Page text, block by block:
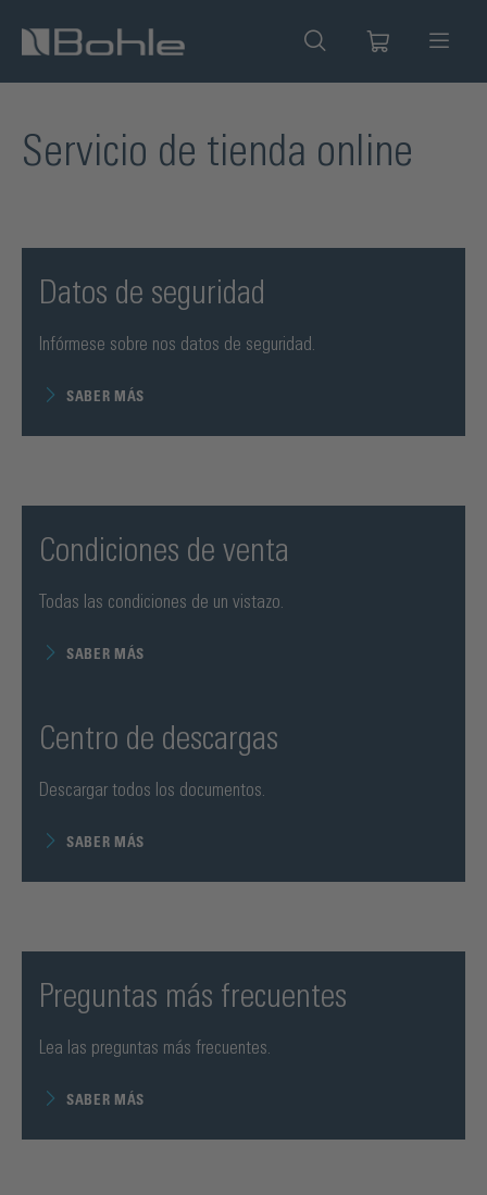
principal
Servicio de tienda online
Datos de seguridad
Infórmese sobre nos datos de seguridad.
SABER MÁS
Condiciones de venta
Todas las condiciones de un vistazo.
SABER MÁS
Centro de descargas
Descargar todos los documentos.
SABER MÁS
Preguntas más frecuentes
Lea las preguntas más frecuentes.
SABER MÁS